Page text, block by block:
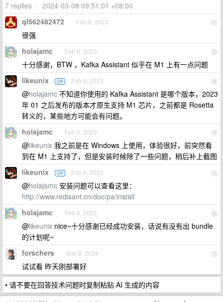
7 replies • 2024-03-08 09:51:01 +08:00
1
ql562482472 Feb 6, 2023
很强
2
holajamc Feb 6, 2023
十分感谢，BTW ，Kafka Assistant 似乎在 M1 上有一点问题
3
likeunix OP Feb 6, 2023
@holajamc 不知道你使用的 Kafka Assistant 是哪个版本，2023
年 01 之后发布的版本才原生支持 M1 芯片，之前都是 Rosetta
转义的，某些地方可能会有问题。
4
holajamc Feb 6, 2023
@likeunix 我之前是在 Windows 上使用，体验很好，前突然看
到在 M1 上支持了，但是安装时候除了一些问题，稍后补上截图
5
likeunix OP Feb 6, 2023
@holajamc 安装问题可以查看这里：
http://www.redisant.cn/doc/pa/install
6
holajamc Feb 6, 2023
@likeunix nice~十分感谢已经成功安装，话说有没有出 bundle
的计划呢~
7
forschers Mar 8, 2024
试试看 昨天刚部署好
• 请不要在回答技术问题时复制粘贴 AI 生成的内容